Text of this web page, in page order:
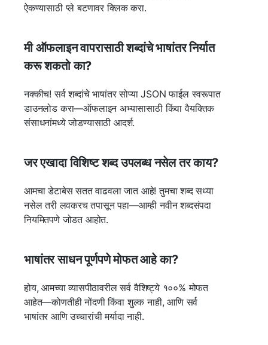
ऐकण्यासाठी प्ले बटणावर क्लिक करा.
मी ऑफलाइन वापरासाठी शब्दांचे भाषांतर निर्यात
करू शकतो का?
नक्कीच! सर्व शब्दांचे भाषांतर सोप्या JSON फाईल स्वरूपात
डाउनलोड करा—ऑफलाइन अभ्यासासाठी किंवा वैयक्तिक
संसाधनांमध्ये जोडण्यासाठी आदर्श.
जर एखादा विशिष्ट शब्द उपलब्ध नसेल तर काय?
आमचा डेटाबेस सतत वाढवला जात आहे! तुमचा शब्द सध्या
नसेल तरी लवकरच तपासून पहा—आम्ही नवीन शब्दसंपदा
नियमितपणे जोडत आहोत.
भाषांतर साधन पूर्णपणे मोफत आहे का?
होय, आमच्या व्यासपीठावरील सर्व वैशिष्ट्ये १००% मोफत
आहेत—कोणतीही नोंदणी किंवा शुल्क नाही, आणि सर्व
भाषांतर आणि उच्चारांची मर्यादा नाही.